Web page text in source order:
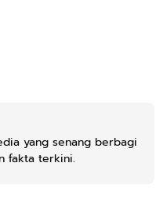
yang senang berbagi
fakta terkini.